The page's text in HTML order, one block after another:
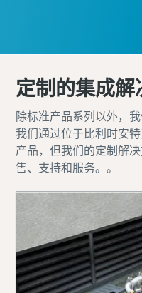
定制的集成解
除标准产品系列以外，
我们通过位于比利时安
产品，但我们的定制解
售、支持和服务。。